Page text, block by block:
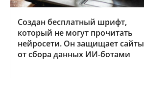
Создан бесплатный шрифт,
который не могут прочитать
нейросети. Он защищает сайты
от сбора данных ИИ-ботами